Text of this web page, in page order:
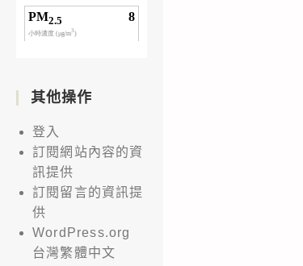
其他操作
登入
訂閱網站內容的資
訊提供
訂閱留言的資訊提
供
WordPress.org
台灣繁體中文